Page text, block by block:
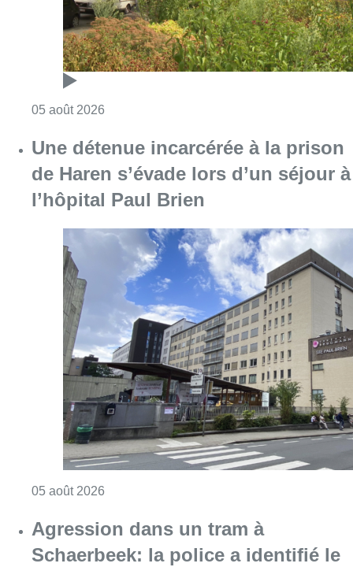
05 août 2026
Une détenue incarcérée à la prison
de Haren s’évade lors d’un séjour à
l’hôpital Paul Brien
05 août 2026
Agression dans un tram à
Schaerbeek: la police a identifié le